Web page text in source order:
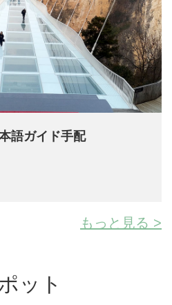
語ガイド手配
もっと見る >
ット